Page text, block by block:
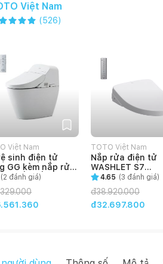
Việt Nam
(526)
Việt Nam
sinh điện tử
GG kèm nắp rửa
tử bồn cầu
TCF9433A
(2 đánh giá)
TOTO Việt Nam
Nắp rửa điện tử
WASHLET S7
(TCF4911Z)
4.65 (3 đánh giá)
đ38.920.000
đ32.697.800